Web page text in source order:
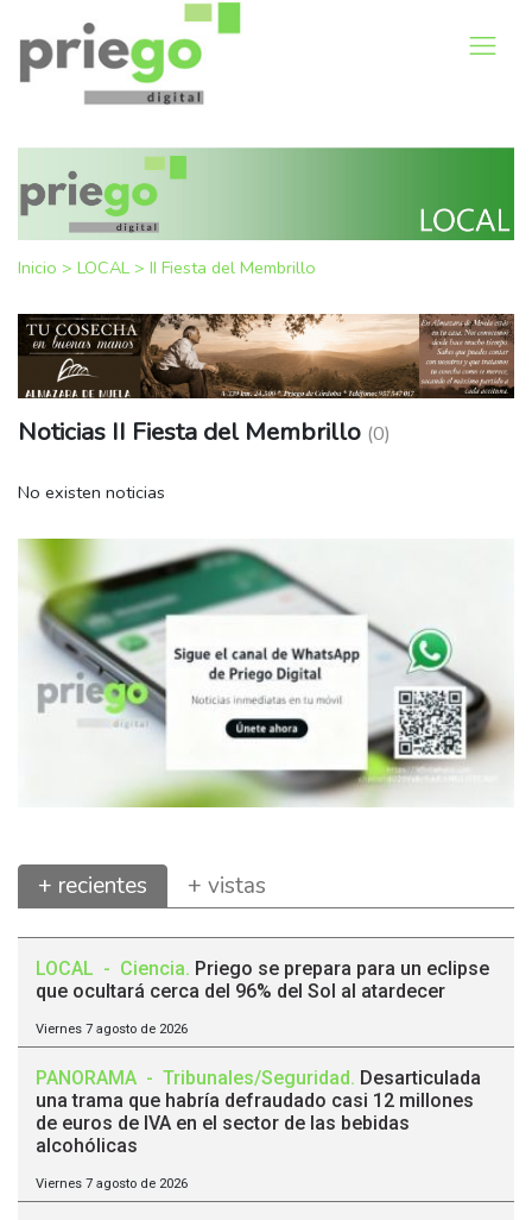
Inicio > LOCAL > II Fiesta del Membrillo
Noticias II Fiesta del Membrillo (0)
No existen noticias
+ recientes + vistas
LOCAL - Ciencia. Priego se prepara para un eclipse
que ocultará cerca del 96% del Sol al atardecer
Viernes 7 agosto de 2026
PANORAMA - Tribunales/Seguridad. Desarticulada
una trama que habría defraudado casi 12 millones
de euros de IVA en el sector de las bebidas
alcohólicas
Viernes 7 agosto de 2026